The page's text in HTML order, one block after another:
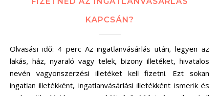
KAPCSÁN?
Olvasási idő: 4 perc Az ingatlanvásárlás után, legyen az
lakás, ház, nyaraló vagy telek, bizony illetéket, hivatalos
nevén vagyonszerzési illetéket kell fizetni. Ezt sokan
ingatlan illetékként, ingatlanvásárlási illetékként ismerik és